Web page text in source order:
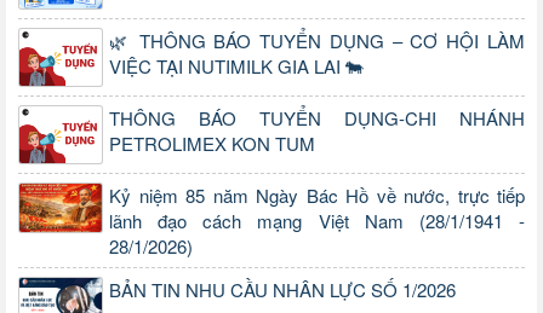
🌿 THÔNG BÁO TUYỂN DỤNG – CƠ HỘI LÀM
VIỆC TẠI NUTIMILK GIA LAI 🐄
THÔNG BÁO TUYỂN DỤNG-CHI NHÁNH
PETROLIMEX KON TUM
Kỷ niệm 85 năm Ngày Bác Hồ về nước, trực tiếp
lãnh đạo cách mạng Việt Nam (28/1/1941 -
28/1/2026)
BẢN TIN NHU CẦU NHÂN LỰC SỐ 1/2026